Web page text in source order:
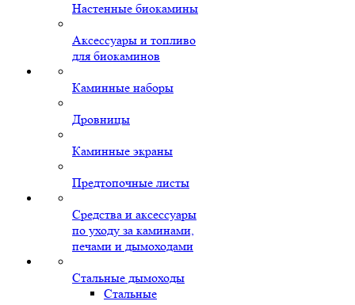
Настенные биокамины
Аксессуары и топливо
для биокаминов
Каминные наборы
Дровницы
Каминные экраны
Предтопочные листы
Средства и аксессуары
по уходу за каминами,
печами и дымоходами
Стальные дымоходы
Стальные